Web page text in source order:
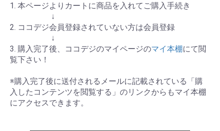
1. 本ページよりカートに商品を入れてご購入手続き
↓
2. ココデジ会員登録されていない方は会員登録
↓
3. 購入完了後、ココデジのマイページのマイ本棚にて閲
覧下さい！
※購入完了後に送付されるメールに記載されている「購
入したコンテンツを閲覧する」のリンクからもマイ本棚
にアクセスできます。